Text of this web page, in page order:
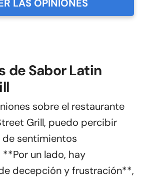
LAS OPINIONES
de Sabor Latin
sobre el restaurante
Grill, puedo percibir
sentimientos
un lado, hay
decepción y frustración**,